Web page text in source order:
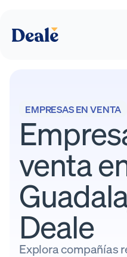
EMPRESAS EN VENTA
venta
Deale
Explora compañías